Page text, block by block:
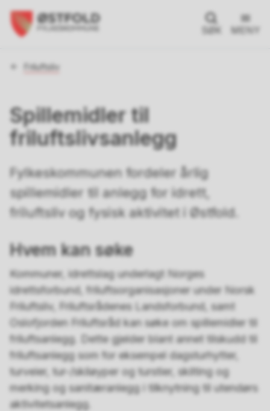
SØK MENY
Du
Friluftsliv
Spillemidler til
friluftslivsanlegg
Fylkeskommunen fordeler årlig
spillemidler til anlegg for idrett,
friluftsliv og fysisk aktivitet i Østfold.
Hvem kan søke
Kommuner, idrettslag underlagt Norges
idrettsforbund, friluftsorganisasjoner under Norsk
Friluftsliv, Friluftsrådenes Landsforbund, samt
Oslofjorden Friluftsråd kan søke om spillemidler til
friluftsanlegg. Dette gjelder blant annet tilskudd til
friluftsanlegg som for eksempel dagsturhytter,
turveier, tur-/skiløyper og turstier, skilting og
merking og sanitæranlegg i tilknytning til utendørs
aktivitetsanlegg.